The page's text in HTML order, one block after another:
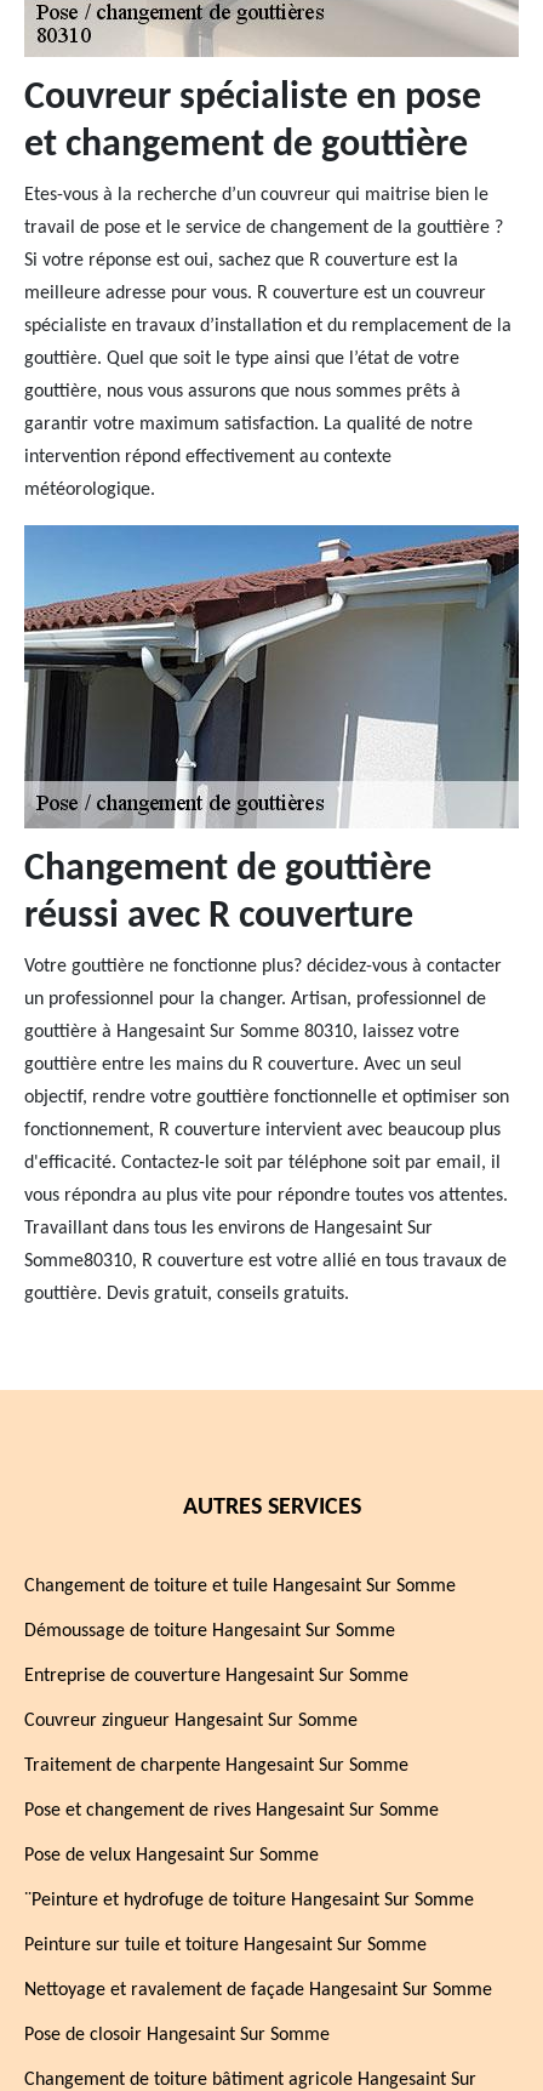
Couvreur spécialiste en pose
et changement de gouttière
Etes-vous à la recherche d’un couvreur qui maitrise bien le
travail de pose et le service de changement de la gouttière ?
Si votre réponse est oui, sachez que R couverture est la
meilleure adresse pour vous. R couverture est un couvreur
spécialiste en travaux d’installation et du remplacement de la
gouttière. Quel que soit le type ainsi que l’état de votre
gouttière, nous vous assurons que nous sommes prêts à
garantir votre maximum satisfaction. La qualité de notre
intervention répond effectivement au contexte
météorologique.
Changement de gouttière
réussi avec R couverture
Votre gouttière ne fonctionne plus? décidez-vous à contacter
un professionnel pour la changer. Artisan, professionnel de
gouttière à Hangesaint Sur Somme 80310, laissez votre
gouttière entre les mains du R couverture. Avec un seul
objectif, rendre votre gouttière fonctionnelle et optimiser son
fonctionnement, R couverture intervient avec beaucoup plus
d'efficacité. Contactez-le soit par téléphone soit par email, il
vous répondra au plus vite pour répondre toutes vos attentes.
Travaillant dans tous les environs de Hangesaint Sur
Somme80310, R couverture est votre allié en tous travaux de
gouttière. Devis gratuit, conseils gratuits.
AUTRES SERVICES
Changement de toiture et tuile Hangesaint Sur Somme
Démoussage de toiture Hangesaint Sur Somme
Entreprise de couverture Hangesaint Sur Somme
Couvreur zingueur Hangesaint Sur Somme
Traitement de charpente Hangesaint Sur Somme
Pose et changement de rives Hangesaint Sur Somme
Pose de velux Hangesaint Sur Somme
¨Peinture et hydrofuge de toiture Hangesaint Sur Somme
Peinture sur tuile et toiture Hangesaint Sur Somme
Nettoyage et ravalement de façade Hangesaint Sur Somme
Pose de closoir Hangesaint Sur Somme
Changement de toiture bâtiment agricole Hangesaint Sur